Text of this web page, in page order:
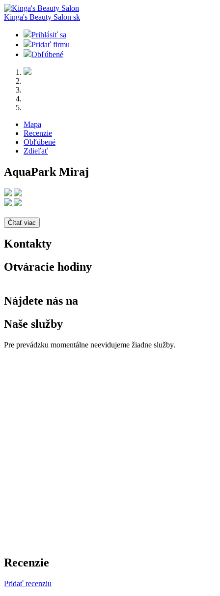
Kinga's Beauty Salon sk
Prihlásiť sa
Pridať firmu
Obľúbené
Mapa
Recenzie
Obľúbené
Zdieľať
AquaPark Miraj
Čítať viac
Kontakty
Otváracie hodiny
Nájdete nás na
Naše služby
Pre prevádzku momentálne neevidujeme žiadne služby.
Recenzie
Pridať recenziu